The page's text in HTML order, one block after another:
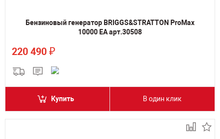
Бензиновый генератор BRIGGS&STRATTON ProMax
10000 EA арт.30508
220 490 ₽
Купить В один клик